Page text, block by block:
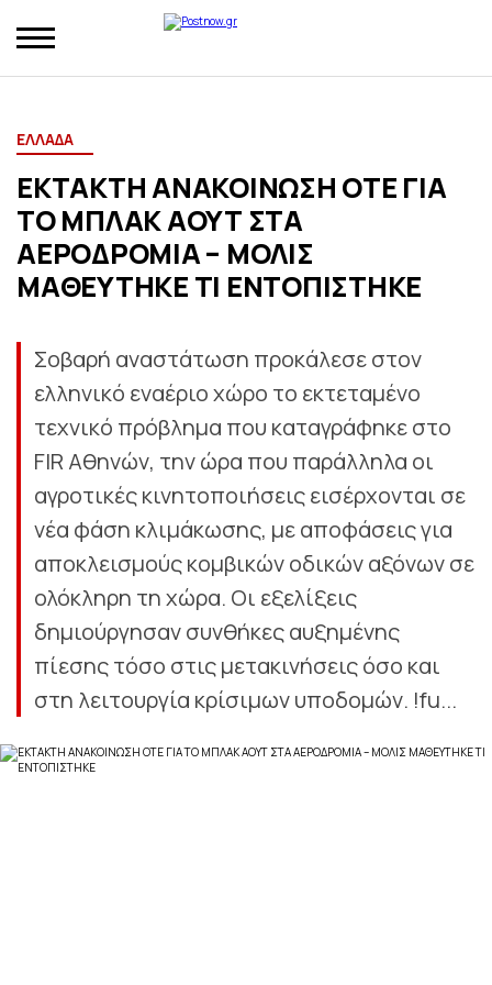
ΕΛΛΑΔΑ
ΕΚΤΑΚΤΗ ΑΝΑΚΟΙΝΩΣΗ ΟΤΕ ΓΙΑ
ΤΟ ΜΠΛΑΚ ΑΟΥΤ ΣΤΑ
ΑΕΡΟΔΡΟΜΙΑ – ΜΟΛΙΣ
ΜΑΘΕΥΤΗΚΕ ΤΙ ΕΝΤΟΠΙΣΤΗΚΕ
Σοβαρή αναστάτωση προκάλεσε στον
ελληνικό εναέριο χώρο το εκτεταμένο
τεχνικό πρόβλημα που καταγράφηκε στο
FIR Αθηνών, την ώρα που παράλληλα οι
αγροτικές κινητοποιήσεις εισέρχονται σε
νέα φάση κλιμάκωσης, με αποφάσεις για
αποκλεισμούς κομβικών οδικών αξόνων σε
ολόκληρη τη χώρα. Οι εξελίξεις
δημιούργησαν συνθήκες αυξημένης
πίεσης τόσο στις μετακινήσεις όσο και
στη λειτουργία κρίσιμων υποδομών. !fu...